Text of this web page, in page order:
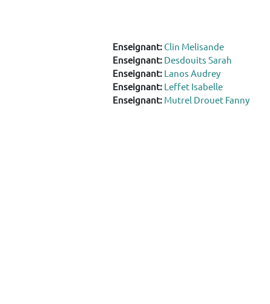
Enseignant:Clin Melisande
Enseignant: Desdouits Sarah
Enseignant: Lanos Audrey
Enseignant: Leffet Isabelle
Enseignant: Mutrel Drouet Fanny